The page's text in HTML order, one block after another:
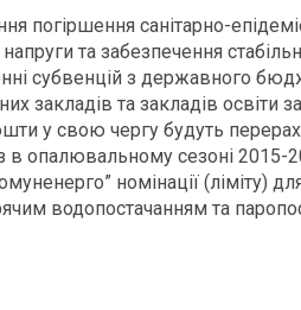
санітарно-
та забезпечення
субвенцій з державного
закладів та закладів освіти
у свою чергу будуть
в опалювальному сезоні 2015-
номінації (ліміту)
водопостачанням та